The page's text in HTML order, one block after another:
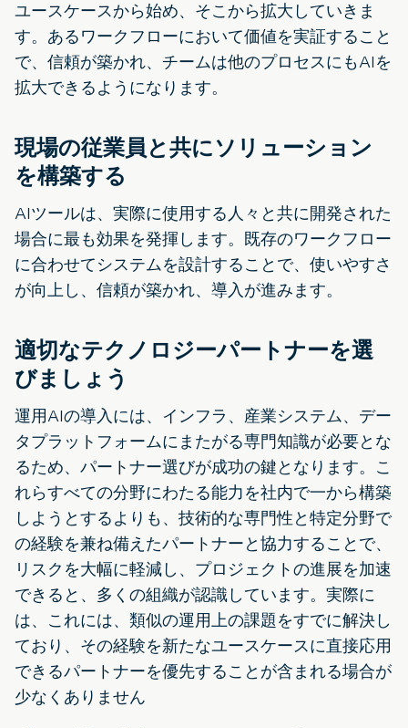
ユースケースから始め、そこから拡大していきま
す。あるワークフローにおいて価値を実証すること
で、信頼が築かれ、チームは他のプロセスにもAIを
拡大できるようになります。
現場の従業員と共にソリューション
を構築する
AIツールは、実際に使用する人々と共に開発された
場合に最も効果を発揮します。既存のワークフロー
に合わせてシステムを設計することで、使いやすさ
が向上し、信頼が築かれ、導入が進みます。
適切なテクノロジーパートナーを選
びましょう
運用AIの導入には、インフラ、産業システム、デー
タプラットフォームにまたがる専門知識が必要とな
るため、パートナー選びが成功の鍵となります。こ
れらすべての分野にわたる能力を社内で一から構築
しようとするよりも、技術的な専門性と特定分野で
の経験を兼ね備えたパートナーと協力することで、
リスクを大幅に軽減し、プロジェクトの進展を加速
できると、多くの組織が認識しています。実際に
は、これには、類似の運用上の課題をすでに解決し
ており、その経験を新たなユースケースに直接応用
できるパートナーを優先することが含まれる場合が
少なくありません